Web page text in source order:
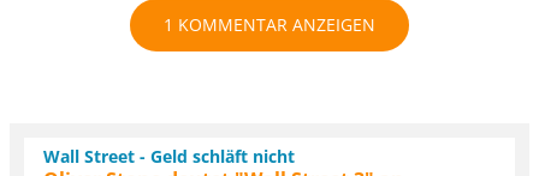
1 KOMMENTAR ANZEIGEN
Wall Street - Geld schläft nicht